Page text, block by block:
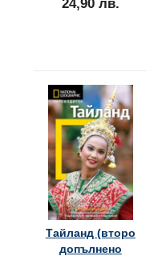
Италия
12,73 €
24,90 лв.
24,90 лв.
Тайланд (второ
допълнено